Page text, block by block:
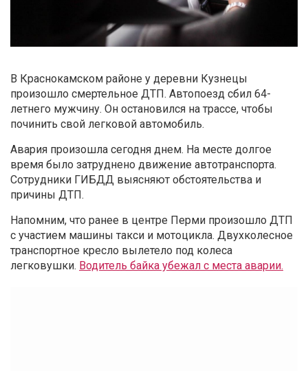
В Краснокамском районе у деревни Кузнецы
произошло смертельное ДТП. Автопоезд сбил 64-
летнего мужчину. Он остановился на трассе, чтобы
починить свой легковой автомобиль.
Авария произошла сегодня днем. На месте долгое
время было затруднено движение автотранспорта.
Сотрудники ГИБДД выясняют обстоятельства и
причины ДТП.
Напомним, что ранее в центре Перми произошло ДТП
с участием машины такси и мотоцикла. Двухколесное
транспортное кресло вылетело под колеса
легковушки. Водитель байка убежал с места аварии.